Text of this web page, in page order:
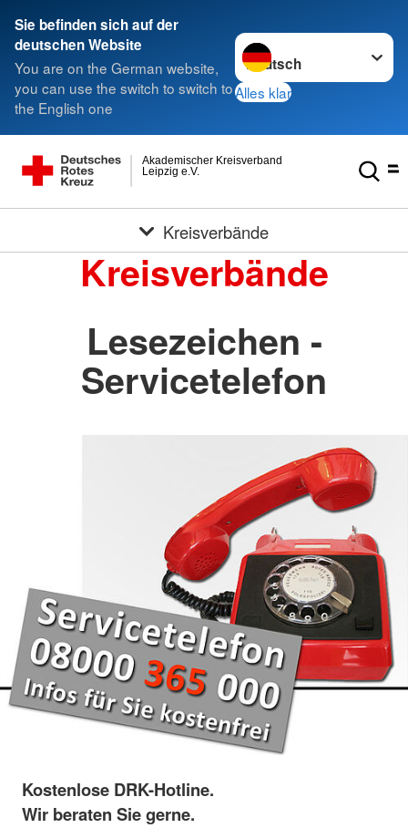
Sie befinden sich auf der
deutschen Website
You are on the German website,
you can use the switch to switch to
the English one
Sprache wechseln zu
Alles klar
Leipzig e.V.
Akademischer Kreisverband
Kreisverbände
Kreisverbände
Lesezeichen -
Servicetelefon
Kostenlose DRK-Hotline.
Wir beraten Sie gerne.